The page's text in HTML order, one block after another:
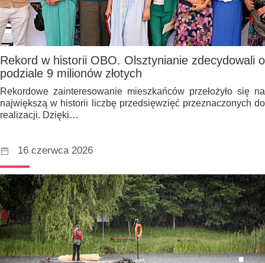
Rekord w historii OBO. Olsztynianie zdecydowali o
podziale 9 milionów złotych
Rekordowe zainteresowanie mieszkańców przełożyło się na
największą w historii liczbę przedsięwzięć przeznaczonych do
realizacji. Dzięki…
16 czerwca 2026